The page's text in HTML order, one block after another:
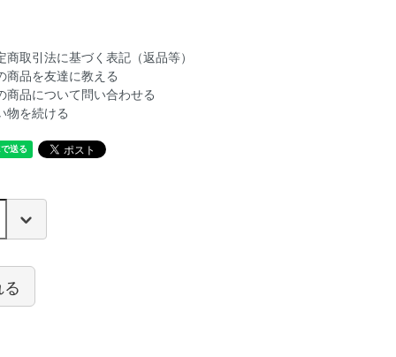
商取引法に基づく表記（返品等）
商品を友達に教える
商品について問い合わせる
物を続ける